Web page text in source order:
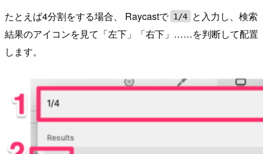
たとえば4分割をする場合、 Raycastで 1/4
と入力し、検索
結果のアイコンを見て「左下」「右下」……を判断して配置
します。